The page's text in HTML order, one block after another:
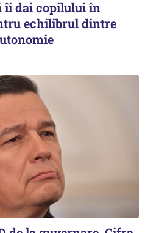
îi dai copilului în
echilibrul dintre